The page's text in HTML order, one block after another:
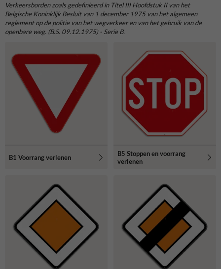
Verkeersbordenzoals gedefinieerd in Titel III Hoofdstuk II van het
Belgische Koninklijk Besluit van 1 december 1975 van het algemeen
reglement op de politie van het wegverkeer en van het gebruik van de
openbare weg. (B.S. 09.12.1975) - Serie B.
B1 Voorrang verlenen
B5 Stoppen en voorrang
verlenen